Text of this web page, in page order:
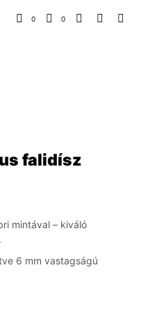
0 0
falidísz
mintával – kiváló
6 mm vastagságú